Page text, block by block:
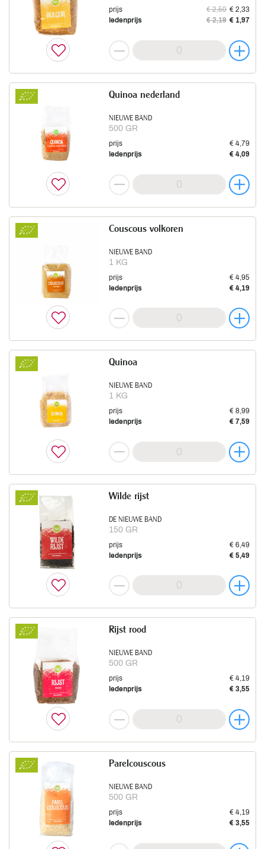
prijs € 2,59 € 2,33
ledenprijs
€ 2,19 € 1,97
NIEUWE BAND
500 GR
Quinoa nederland
prijs
€ 4,79
ledenprijs
€ 4,09
NIEUWE BAND
1 KG
Couscous volkoren
prijs
€ 4,95
ledenprijs
€ 4,19
NIEUWE BAND
1 KG
Quinoa
prijs
€ 8,99
ledenprijs
€ 7,59
DE NIEUWE BAND
150 GR
Wilde rijst
prijs
€ 6,49
ledenprijs
€ 5,49
NIEUWE BAND
500 GR
Rijst rood
prijs
€ 4,19
ledenprijs
€ 3,55
NIEUWE BAND
500 GR
Parelcouscous
prijs
€ 4,19
ledenprijs
€ 3,55